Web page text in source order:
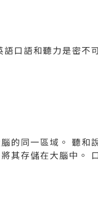
口語和聽力是密不
的同一區域。 聽和
其存儲在大腦中。